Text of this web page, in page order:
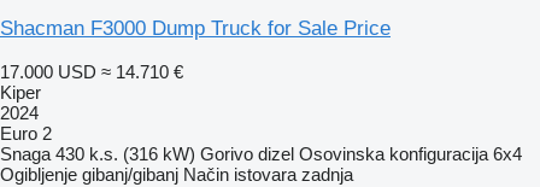
Shacman F3000 Dump Truck for Sale Price
17.000 USD ≈ 14.710 €
Kiper
2024
Euro 2
Snaga 430 k.s. (316 kW) Gorivo dizel Osovinska konfiguracija 6x4
Ogibljenje gibanj/gibanj Način istovara zadnja